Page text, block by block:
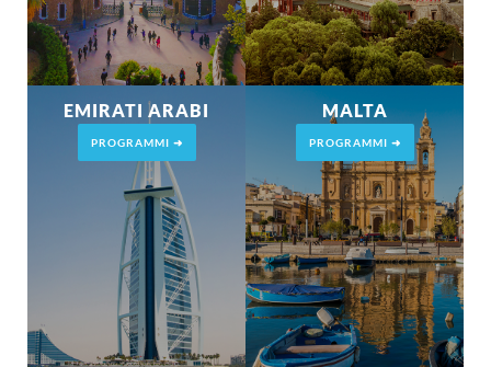
EMIRATI ARABI
PROGRAMMI ➜
MALTA
PROGRAMMI ➜